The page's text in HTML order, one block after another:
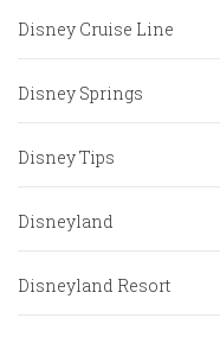
Disney Cruise Line
Disney Springs
Disney Tips
Disneyland
Disneyland Resort